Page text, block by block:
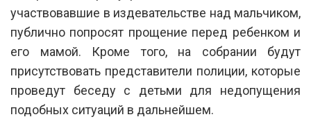
участвовавшие в издевательстве над мальчиком,
публично попросят прощение перед ребенком и
его мамой. Кроме того, на собрании будут
присутствовать представители полиции, которые
проведут беседу с детьми для недопущения
подобных ситуаций в дальнейшем.